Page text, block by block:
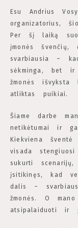
Esu Andrius
organizatorius,
Per šį laiką
įmonės švenčių,
svarbiausia –
sėkminga, bet ir
žmonės
atliktas puikiai.
Šiame darbe
netikėtumai ir
Kiekviena
visada
sukurti
įsitikinęs, kad
dalis –
žmonės. O
atsipalaiduoti ir